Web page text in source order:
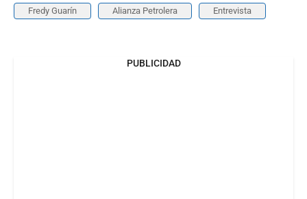
Fredy Guarín Alianza Petrolera Entrevista
PUBLICIDAD